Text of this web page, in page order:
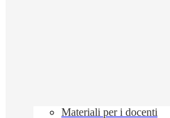
Materiali per i docenti